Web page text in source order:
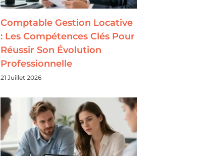
Comptable Gestion Locative
: Les Compétences Clés Pour
Réussir Son Évolution
Professionnelle
21 Juillet 2026